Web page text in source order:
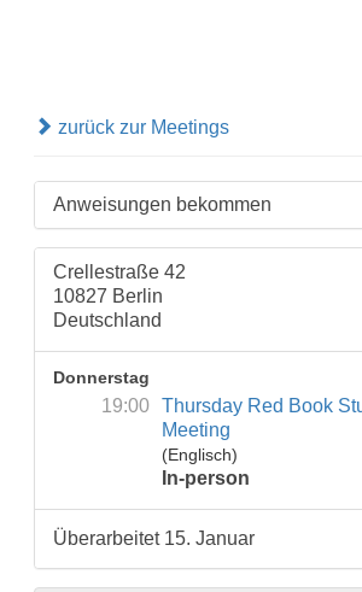
zurück zur Meetings
Anweisungen bekommen
Crellestraße 42
10827 Berlin
Deutschland
Donnerstag
19:00
Thursday Red Book
Meeting
(Englisch)
In-person
Überarbeitet 15. Januar